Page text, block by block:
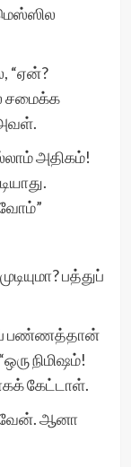
“ஏன்?
சமைக்க
அதிகம்!
பத்துப்
பண்ணத்தான்
நிமிஷம்!
கேட்டாள்.
ஆனா